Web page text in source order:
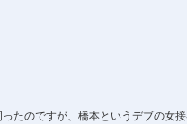
たのですが、橋本というデブの女